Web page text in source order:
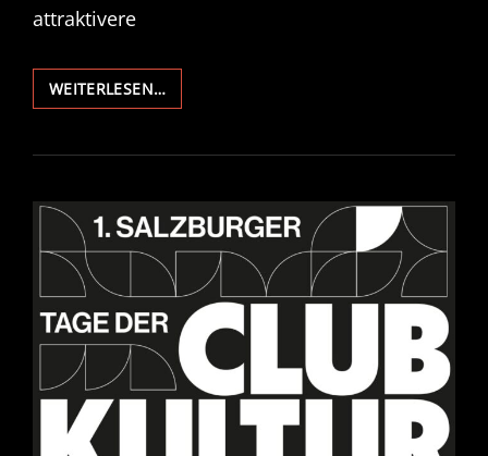
attraktivere
WEITERLESEN…BEITRAG
MIT
VON
ZUR
CLUBKULTUR